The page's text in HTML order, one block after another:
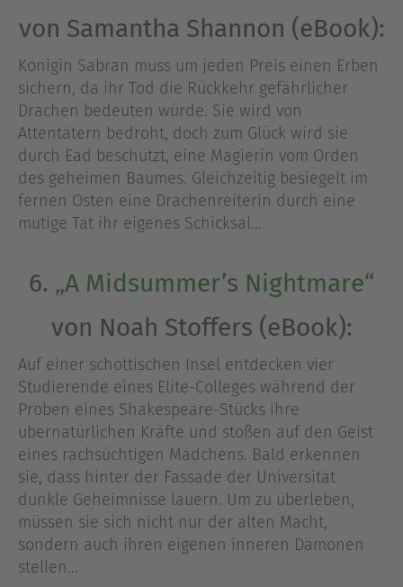
von Samantha Shannon (eBook):
Königin Sabran muss um jeden Preis einen Erben
sichern, da ihr Tod die Rückkehr gefährlicher
Drachen bedeuten würde. Sie wird von
Attentätern bedroht, doch zum Glück wird sie
durch Ead beschützt, eine Magierin vom Orden
des geheimen Baumes. Gleichzeitig besiegelt im
fernen Osten eine Drachenreiterin durch eine
mutige Tat ihr eigenes Schicksal…
6. „A Midsummer’s Nightmare“
von Noah Stoffers (eBook):
Auf einer schottischen Insel entdecken vier
Studierende eines Elite-Colleges während der
Proben eines Shakespeare-Stücks ihre
übernatürlichen Kräfte und stoßen auf den Geist
eines rachsüchtigen Mädchens. Bald erkennen
sie, dass hinter der Fassade der Universität
dunkle Geheimnisse lauern. Um zu überleben,
müssen sie sich nicht nur der alten Macht,
sondern auch ihren eigenen inneren Dämonen
stellen...